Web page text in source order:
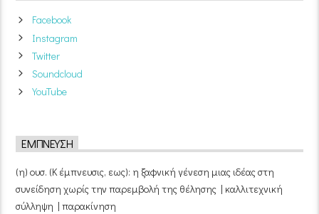
Facebook
Instagram
Twitter
Soundcloud
YouTube
ΈΜΠΝΕΥΣΗ
(η) ουσ. (Κ έμπνευσις, εως): η ξαφνική γένεση μιας ιδέας στη
συνείδηση χωρίς την παρεμβολή της θέλησης | καλλιτεχνική
σύλληψη | παρακίνηση